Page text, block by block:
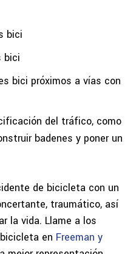
bici
bici
bici próximos a vías con
del tráfico, como
badenes y poner un
de bicicleta con un
traumático, así
la vida. Llame a los
en Freeman y